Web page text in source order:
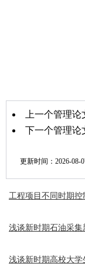
上一个管理论
下一个管理论
更新时间： 2026-08-
工程项目不同时期
浅谈新时期石油采集
浅谈新时期高校大学